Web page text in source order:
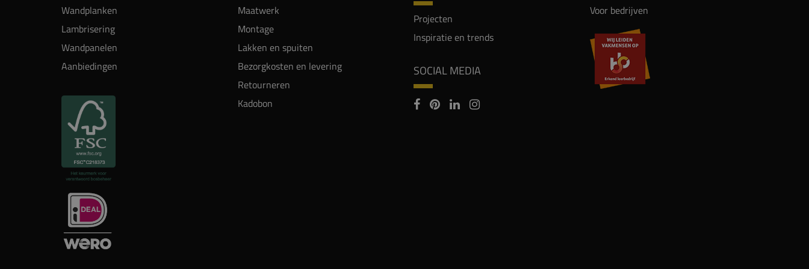
Wandplanken
Lambrisering
Wandpanelen
Aanbiedingen
Maatwerk
Montage
Lakken en spuiten
Bezorgkosten en levering
Retourneren
Kadobon
Projecten
Inspiratie en trends
SOCIAL MEDIA
Voor bedrijven